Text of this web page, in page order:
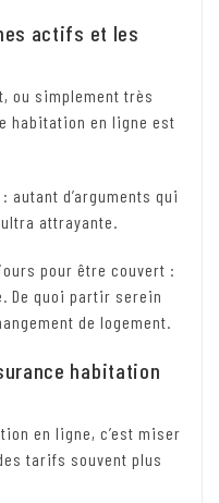
actifs et les
ou simplement très
habitation en ligne est
d’arguments qui
attrayante.
pour être couvert :
De quoi partir serein
de logement.
habitation
en ligne, c’est miser
tarifs souvent plus